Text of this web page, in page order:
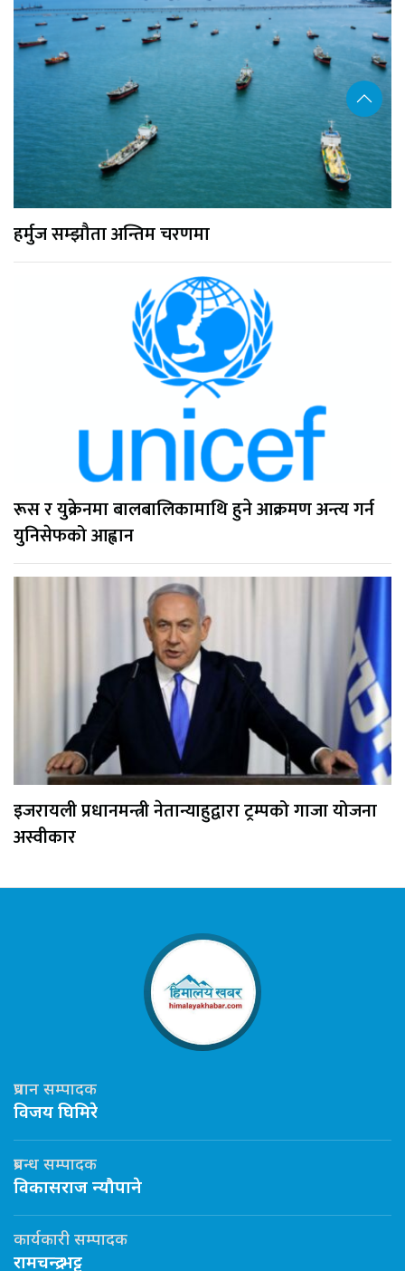
हर्मुज सम्झौता अन्तिम चरणमा
रूस र युक्रेनमा बालबालिकामाथि हुने आक्रमण अन्त्य गर्न
युनिसेफको आह्वान
इजरायली प्रधानमन्त्री नेतान्याहुद्वारा ट्रम्पको गाजा योजना
अस्वीकार
प्रधान सम्पादक
विजय घिमिरे
प्रबन्ध सम्पादक
विकासराज न्यौपाने
कार्यकारी सम्पादक
रामचन्द्र भट्ट